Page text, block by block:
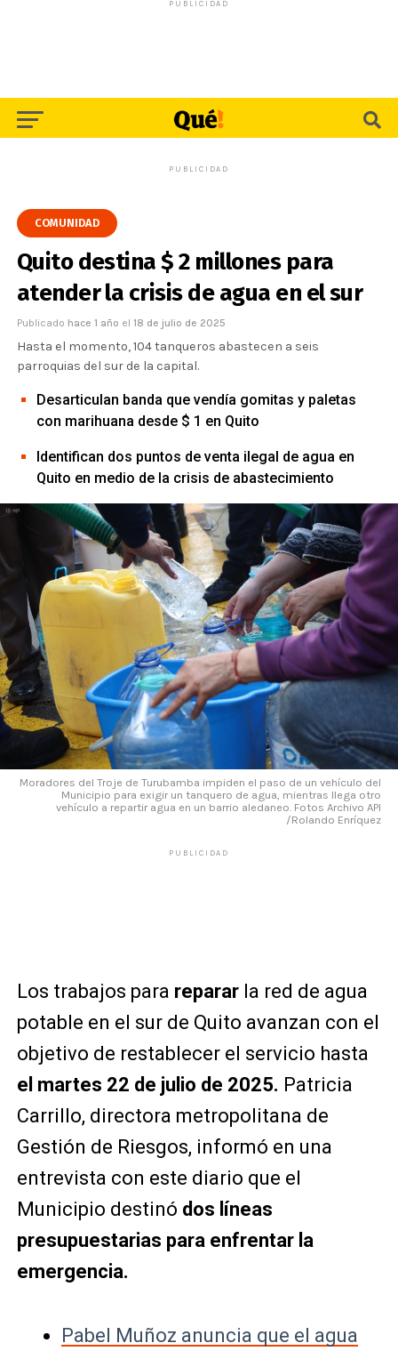
PUBLICIDAD
PUBLICIDAD
COMUNIDAD
Quito destina $ 2 millones para
atender la crisis de agua en el sur
Publicado hace 1 año el 18 de julio de 2025
Hasta el momento, 104 tanqueros abastecen a seis
parroquias del sur de la capital.
Desarticulan banda que vendía gomitas y paletas
con marihuana desde $ 1 en Quito
Identifican dos puntos de venta ilegal de agua en
Quito en medio de la crisis de abastecimiento
Moradores del Troje de Turubamba impiden el paso de un vehículo del
Municipio para exigir un tanquero de agua, mientras llega otro
vehículo a repartir agua en un barrio aledaneo. Fotos Archivo API
/Rolando Enríquez
PUBLICIDAD
Los trabajos para repararla red de agua
potable en el sur de Quito avanzan con el
objetivo de restablecer el servicio hasta
el martes 22 de julio de 2025. Patricia
Carrillo, directora metropolitana de
Gestión de Riesgos, informó en una
entrevista con este diario que el
Municipio destinó dos líneas
presupuestarias para enfrentar la
emergencia.
Pabel Muñoz anuncia que el agua